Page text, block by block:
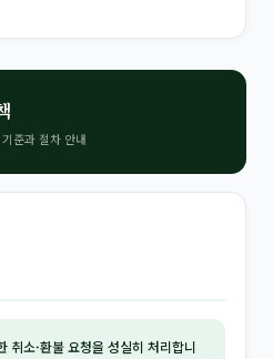
준과 절차 안내
취소·환불 요청을 성실히 처리합니